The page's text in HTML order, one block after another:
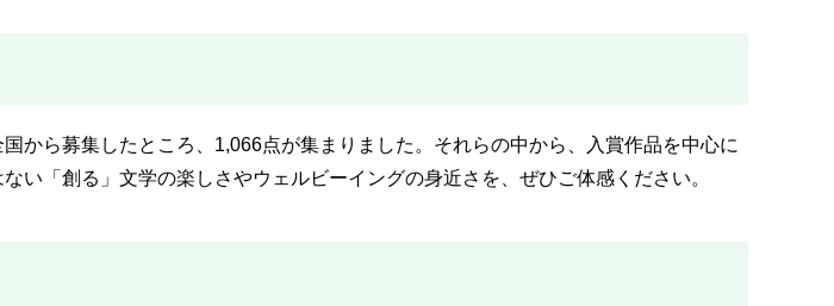
から募集したところ、1,066点が集まりました。それらの中から、入賞作品を中心に
「創る」文学の楽しさやウェルビーイングの身近さを、ぜひご体感ください。